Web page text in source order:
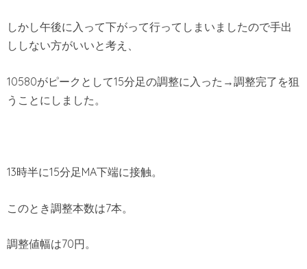
しかし午後に入って下がって行ってしまいましたので手出
ししない方がいいと考え、
10580がピークとして15分足の調整に入った→調整完了を狙
うことにしました。
13時半に15分足MA下端に接触。
このとき調整本数は7本。
調整値幅は70円。